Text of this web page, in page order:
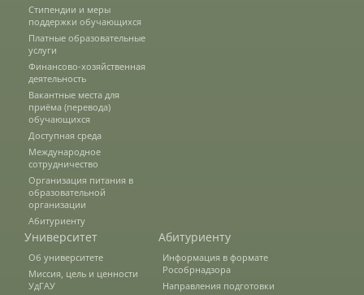
Информационные системы
Зооинженерный факультет
Кафедры ЗИФ
История факультета
Организация учебного процесса
Стипендии и меры
поддержки обучающихся
Платные образовательные
услуги
Финансово-хозяйственная
деятельность
Вакантные места для
приёма (перевода)
обучающихся
Доступная среда
Международное
сотрудничество
Организация питания в
образовательной
организации
Абитуриенту
Университет
Об университете
Миссия, цель и ценности
УдГАУ
Абитуриенту
Информация в формате
Рособрнадзора
Направления подготовки